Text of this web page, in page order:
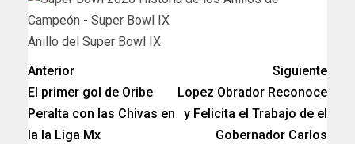
Anillo del Super Bowl IX
Anterior
El primer gol de Oribe
Peralta con las Chivas en
la la Liga Mx
Siguiente
Lopez Obrador Reconoce
y Felicita el Trabajo de el
Gobernador Carlos